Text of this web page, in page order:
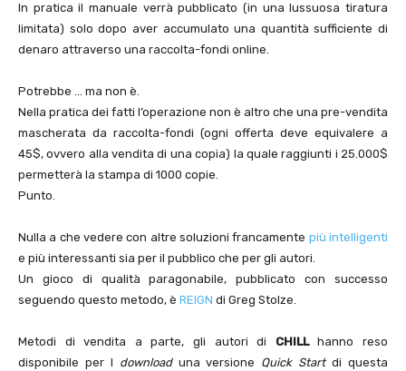
In pratica il manuale verrà pubblicato (in una lussuosa tiratura
limitata) solo dopo aver accumulato una quantità sufficiente di
denaro attraverso una raccolta-fondi online.
Potrebbe … ma non è.
Nella pratica dei fatti l’operazione non è altro che una pre-vendita
mascherata da raccolta-fondi (ogni offerta deve equivalere a
45$, ovvero alla vendita di una copia) la quale raggiunti i 25.000$
permetterà la stampa di 1000 copie.
Punto.
Nulla a che vedere con altre soluzioni francamente più intelligenti
e più interessanti sia per il pubblico che per gli autori.
Un gioco di qualità paragonabile, pubblicato con successo
seguendo questo metodo, è REIGN di Greg Stolze.
Metodi di vendita a parte, gli autori di CHILLhanno reso
disponibile per l downloaduna versione Quick Startdi questa